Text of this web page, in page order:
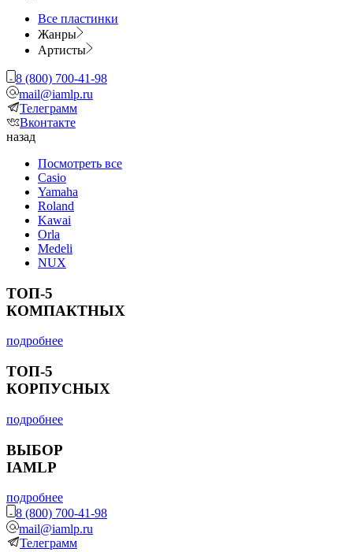
Все пластинки
Жанры
Артисты
8 (800) 700-41-98
mail@iamlp.ru
Телеграмм
Вконтакте
назад
Посмотреть все
Casio
Yamaha
Roland
Kawai
Orla
Medeli
NUX
ТОП-5
КОМПАКТНЫХ
подробнее
ТОП-5
КОРПУСНЫХ
подробнее
ВЫБОР
IAMLP
подробнее
8 (800) 700-41-98
mail@iamlp.ru
Телеграмм